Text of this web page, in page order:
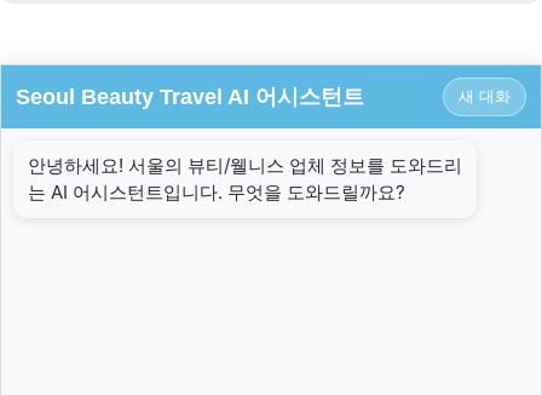
Seoul Beauty Travel AI 어시스턴트 새 대화
안녕하세요! 서울의 뷰티/웰니스 업체 정보를 도와드리
는 AI 어시스턴트입니다. 무엇을 도와드릴까요?